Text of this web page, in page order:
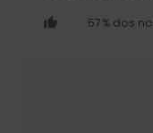
57% dos